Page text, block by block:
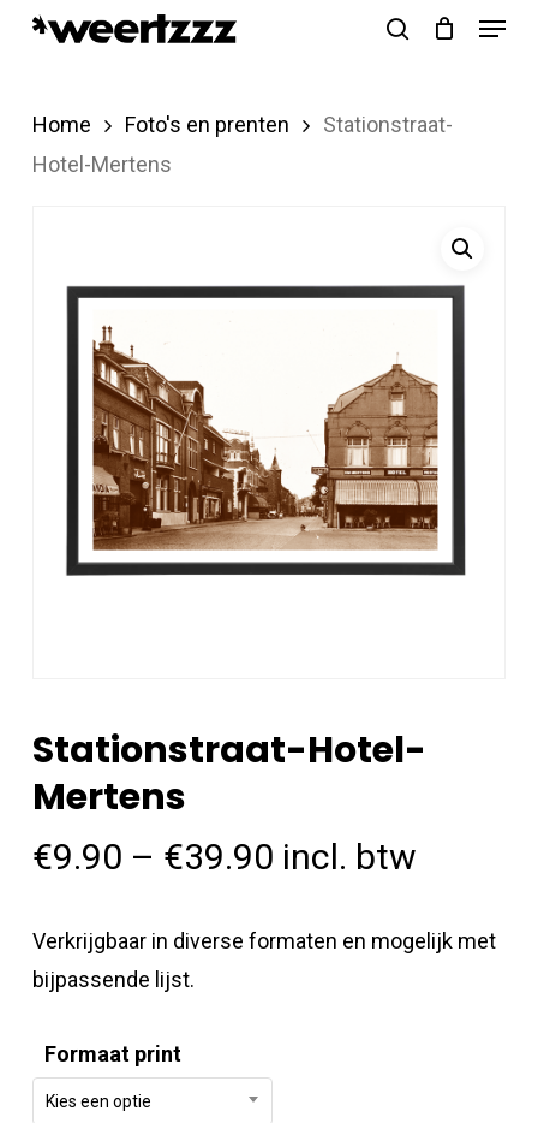
Skip
content
Menu
Home Foto's en prenten
Stationstraat-
Hotel-Mertens
Stationstraat-Hotel-
Mertens
€9.90 – €39.90 incl. btw
Verkrijgbaar in diverse formaten en mogelijk met
bijpassende lijst.
Formaat print
Kies een optie